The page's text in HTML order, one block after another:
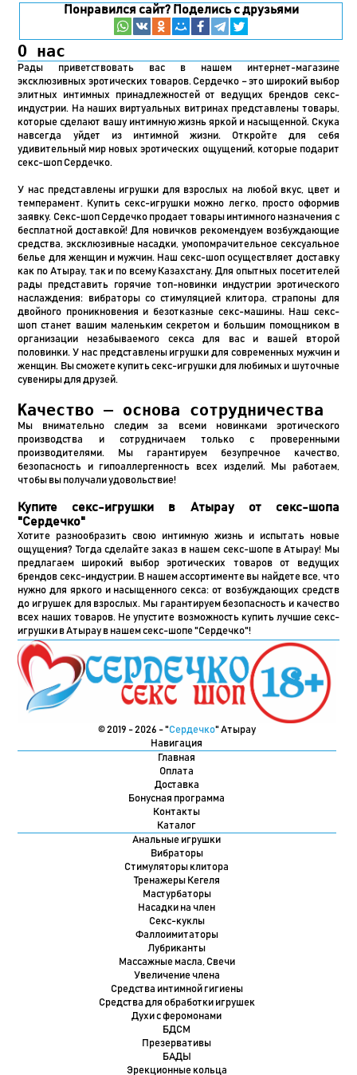
Понравился сайт? Поделись с друзьями
О нас
Рады приветствовать вас в нашем интернет-магазине
эксклюзивных эротических товаров. Сердечко – это широкий выбор
элитных интимных принадлежностей от ведущих брендов секс-
индустрии. На наших виртуальных витринах представлены товары,
которые сделают вашу интимную жизнь яркой и насыщенной. Скука
навсегда уйдет из интимной жизни. Откройте для себя
удивительный мир новых эротических ощущений, которые подарит
секс-шоп Сердечко.
У нас представлены игрушки для взрослых на любой вкус, цвет и
темперамент. Купить секс-игрушки можно легко, просто оформив
заявку. Секс-шоп Сердечко продает товары интимного назначения с
бесплатной доставкой! Для новичков рекомендуем возбуждающие
средства, эксклюзивные насадки, умопомрачительное сексуальное
белье для женщин и мужчин. Наш секс-шоп осуществляет доставку
как по Атырау, так и по всему Казахстану. Для опытных посетителей
рады представить горячие топ-новинки индустрии эротического
наслаждения: вибраторы со стимуляцией клитора, страпоны для
двойного проникновения и безотказные секс-машины. Наш секс-
шоп станет вашим маленьким секретом и большим помощником в
организации незабываемого секса для вас и вашей второй
половинки. У нас представлены игрушки для современных мужчин и
женщин. Вы сможете купить секс-игрушки для любимых и шуточные
сувениры для друзей.
Качество – основа сотрудничества
Мы внимательно следим за всеми новинками эротического
производства и сотрудничаем только с проверенными
производителями. Мы гарантируем безупречное качество,
безопасность и гипоаллергенность всех изделий. Мы работаем,
чтобы вы получали удовольствие!
Купите секс-игрушки в Атырау от секс-шопа
"Сердечко"
Хотите разнообразить свою интимную жизнь и испытать новые
ощущения? Тогда сделайте заказ в нашем секс-шопе в Атырау! Мы
предлагаем широкий выбор эротических товаров от ведущих
брендов секс-индустрии. В нашем ассортименте вы найдете все, что
нужно для яркого и насыщенного секса: от возбуждающих средств
до игрушек для взрослых. Мы гарантируем безопасность и качество
всех наших товаров. Не упустите возможность купить лучшие секс-
игрушки в Атырау в нашем секс-шопе "Сердечко"!
© 2019 - 2026 - "Сердечко" Атырау
Навигация
Главная
Оплата
Доставка
Бонусная программа
Контакты
Каталог
Анальные игрушки
Вибраторы
Стимуляторы клитора
Тренажеры Кегеля
Мастурбаторы
Насадки на член
Секс-куклы
Фаллоимитаторы
Лубриканты
Массажные масла, Свечи
Увеличение члена
Средства интимной гигиены
Средства для обработки игрушек
Духи с феромонами
БДСМ
Презервативы
БАДЫ
Эрекционные кольца